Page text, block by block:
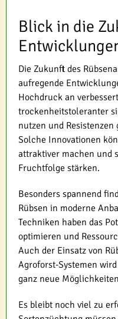
Blick in die
Die Zukunft des
aufregende
Hochdruck an
trockenheitstoleranter
nutzen und
Solche Innovationen
attraktiver machen und
Fruchtfolge stärken.
Besonders spannend
Rübsen in moderne
Techniken haben das
optimieren und
Auch der Einsatz von
Agroforst-Systemen
ganz neue
Es bleibt noch viel zu